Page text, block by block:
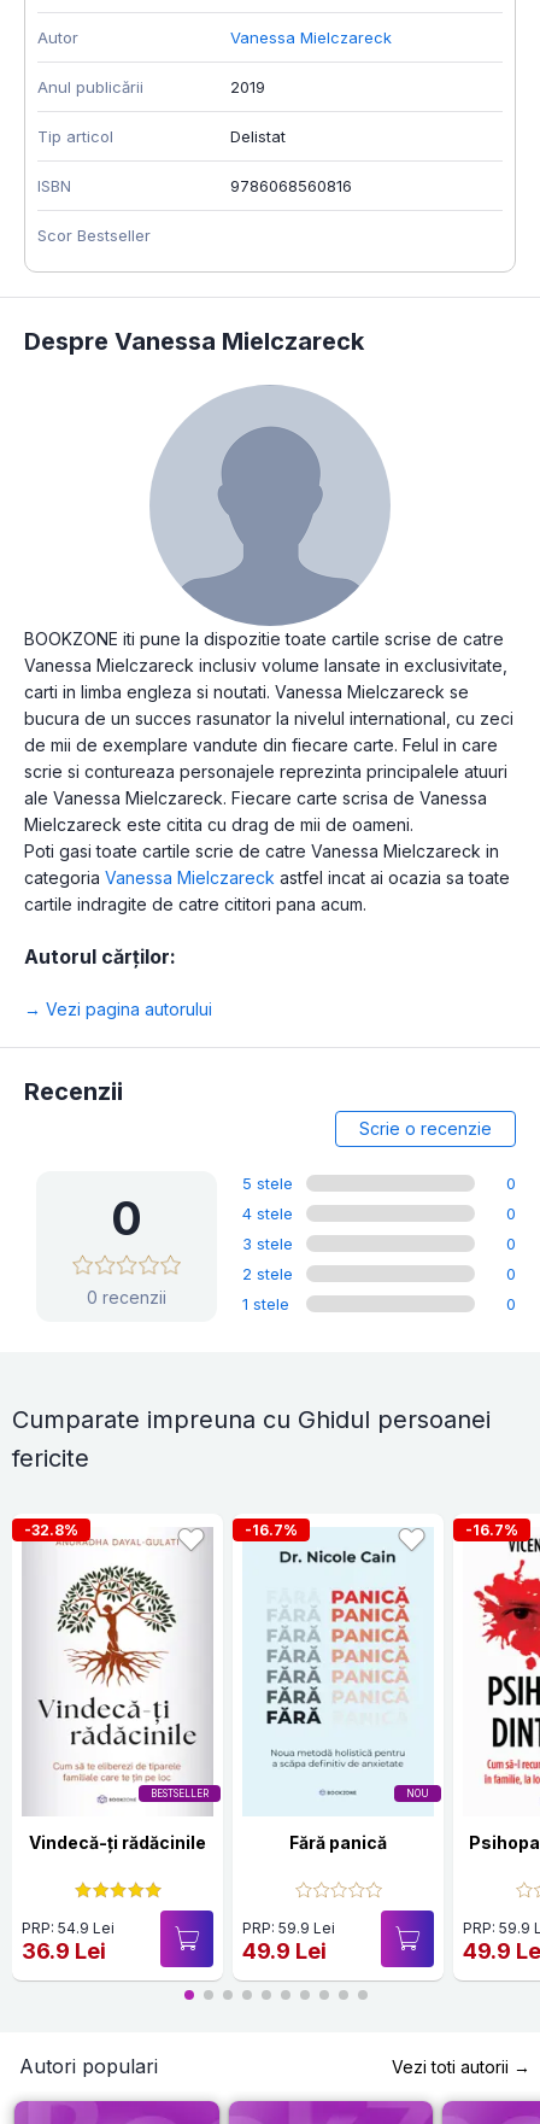
Autor Vanessa Mielczareck
Anul publicării 2019
Tip articol Delistat
ISBN 9786068560816
Scor Bestseller
Despre Vanessa Mielczareck
BOOKZONE iti pune la dispozitie toate cartile scrise de catre
Vanessa Mielczareck inclusiv volume lansate in exclusivitate,
carti in limba engleza si noutati. Vanessa Mielczareck se
bucura de un succes rasunator la nivelul international, cu zeci
de mii de exemplare vandute din fiecare carte. Felul in care
scrie si contureaza personajele reprezinta principalele atuuri
ale Vanessa Mielczareck. Fiecare carte scrisa de Vanessa
Mielczareck este citita cu drag de mii de oameni.
Poti gasi toate cartile scrie de catre Vanessa Mielczareck in
categoria Vanessa Mielczareck astfel incat ai ocazia sa toate
cartile indragite de catre cititori pana acum.
Autorul cărților:
→ Vezi pagina autorului
Recenzii
Scrie o recenzie
0
0 recenzii
5 stele
0
4 stele
0
3 stele
0
2 stele
0
1 stele
0
Cumparate impreuna cu Ghidul persoanei
fericite
BESTSELLER
-32.8%
Vindecă-ți rădăcinile
PRP: 54.9 Lei
36.9 Lei
NOU
-16.7%
Fără panică
PRP: 59.9 Lei
49.9 Lei
-16.7%
PRP: 59.9
49.9
Autori populari Vezi toti autorii →